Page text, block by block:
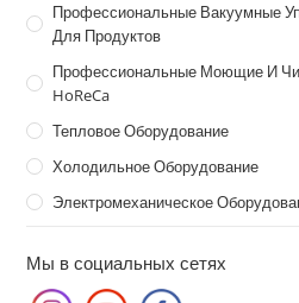
Профессиональные Вакуумные
Для Продуктов
Профессиональные Моющие И
HoReCa
Тепловое Оборудование
Холодильное Оборудование
Электромеханическое
Мы в социальных сетях